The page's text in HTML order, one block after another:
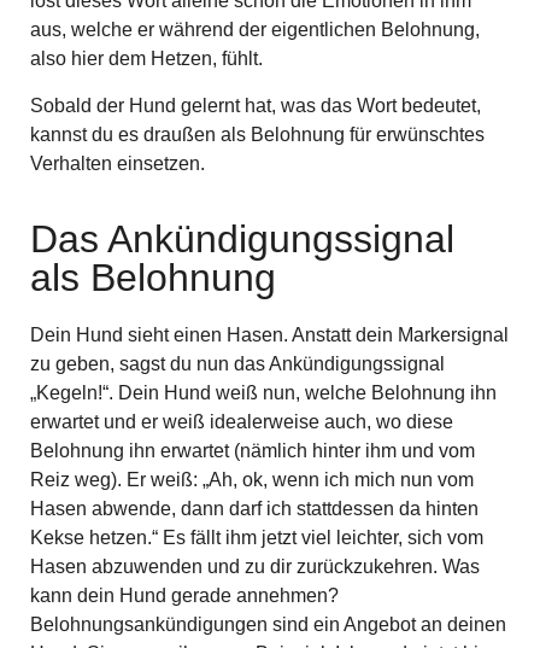
aus, welche er während der eigentlichen Belohnung,
also hier dem Hetzen, fühlt.
Sobald der Hund gelernt hat, was das Wort bedeutet,
kannst du es draußen als Belohnung für erwünschtes
Verhalten einsetzen.
Das Ankündigungssignal
als Belohnung
Dein Hund sieht einen Hasen. Anstatt dein Markersignal
zu geben, sagst du nun das Ankündigungssignal
„Kegeln!“. Dein Hund weiß nun, welche Belohnung ihn
erwartet und er weiß idealerweise auch, wo diese
Belohnung ihn erwartet (nämlich hinter ihm und vom
Reiz weg). Er weiß: „Ah, ok, wenn ich mich nun vom
Hasen abwende, dann darf ich stattdessen da hinten
Kekse hetzen.“ Es fällt ihm jetzt viel leichter, sich vom
Hasen abzuwenden und zu dir zurückzukehren. Was
kann dein Hund gerade annehmen?
Belohnungsankündigungen sind ein Angebot an deinen